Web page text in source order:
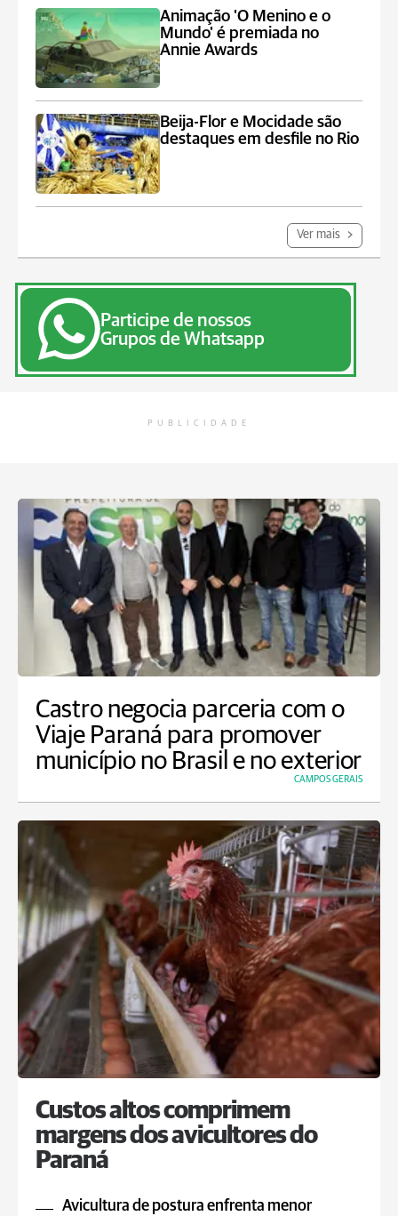
Animação 'O Menino e o
Mundo' é premiada no
Annie Awards
Beija-Flor e Mocidade são
destaques em desfile no Rio
Ver mais
Participe de nossos
Grupos de Whatsapp
PUBLICIDADE
Castro negocia parceria com o
Viaje Paraná para promover
município no Brasil e no exterior
CAMPOS GERAIS
Custos altos comprimem
margens dos avicultores do
Paraná
Avicultura de postura enfrenta menor